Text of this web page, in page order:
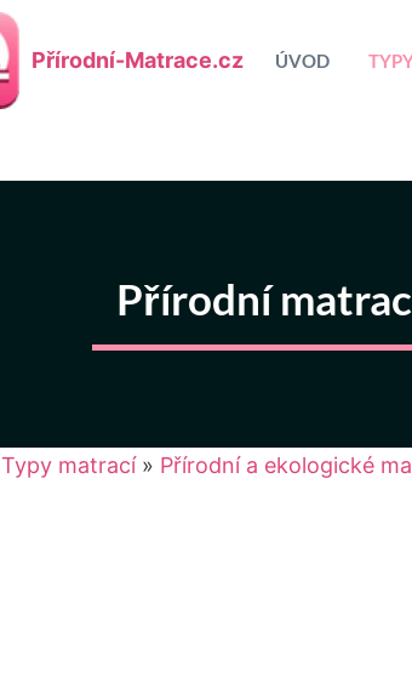
Přírodní-Matrace.cz ÚVOD
Přírodní
Typy matrací» Přírodní a ekologické